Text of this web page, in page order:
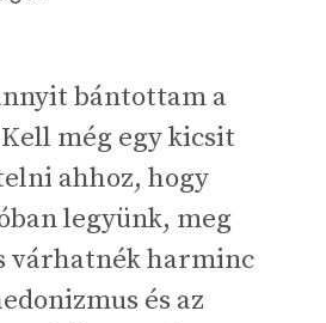
bántottam a
még egy kicsit
ahhoz, hogy
legyünk, meg
várhatnék harminc
és az